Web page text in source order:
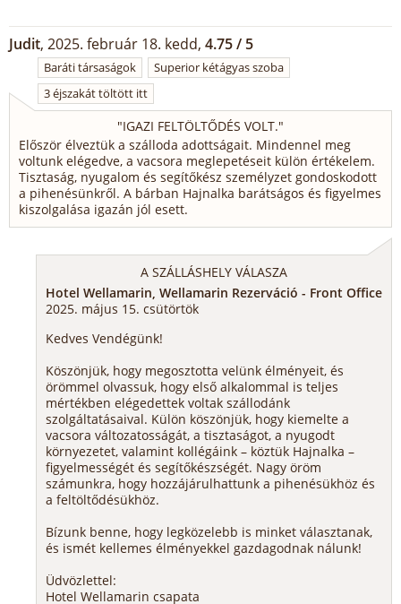
Judit, 2025. február 18. kedd, 4.75 / 5
Baráti társaságok
Superior kétágyas szoba
3 éjszakát töltött itt
"IGAZI FELTÖLTŐDÉS VOLT."
Először élveztük a szálloda adottságait. Mindennel meg
voltunk elégedve, a vacsora meglepetéseit külön értékelem.
Tisztaság, nyugalom és segítőkész személyzet gondoskodott
a pihenésünkről. A bárban Hajnalka barátságos és figyelmes
kiszolgalása igazán jól esett.
A SZÁLLÁSHELY VÁLASZA
Hotel Wellamarin, Wellamarin Rezerváció - Front Office
2025. május 15. csütörtök
Kedves Vendégünk!
Köszönjük, hogy megosztotta velünk élményeit, és
örömmel olvassuk, hogy első alkalommal is teljes
mértékben elégedettek voltak szállodánk
szolgáltatásaival. Külön köszönjük, hogy kiemelte a
vacsora változatosságát, a tisztaságot, a nyugodt
környezetet, valamint kollégáink – köztük Hajnalka –
figyelmességét és segítőkészségét. Nagy öröm
számunkra, hogy hozzájárulhattunk a pihenésükhöz és
a feltöltődésükhöz.
Bízunk benne, hogy legközelebb is minket választanak,
és ismét kellemes élményekkel gazdagodnak nálunk!
Üdvözlettel:
Hotel Wellamarin csapata